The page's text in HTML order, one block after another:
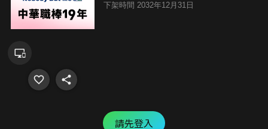
下架時間 2032年12月31日
請先登入